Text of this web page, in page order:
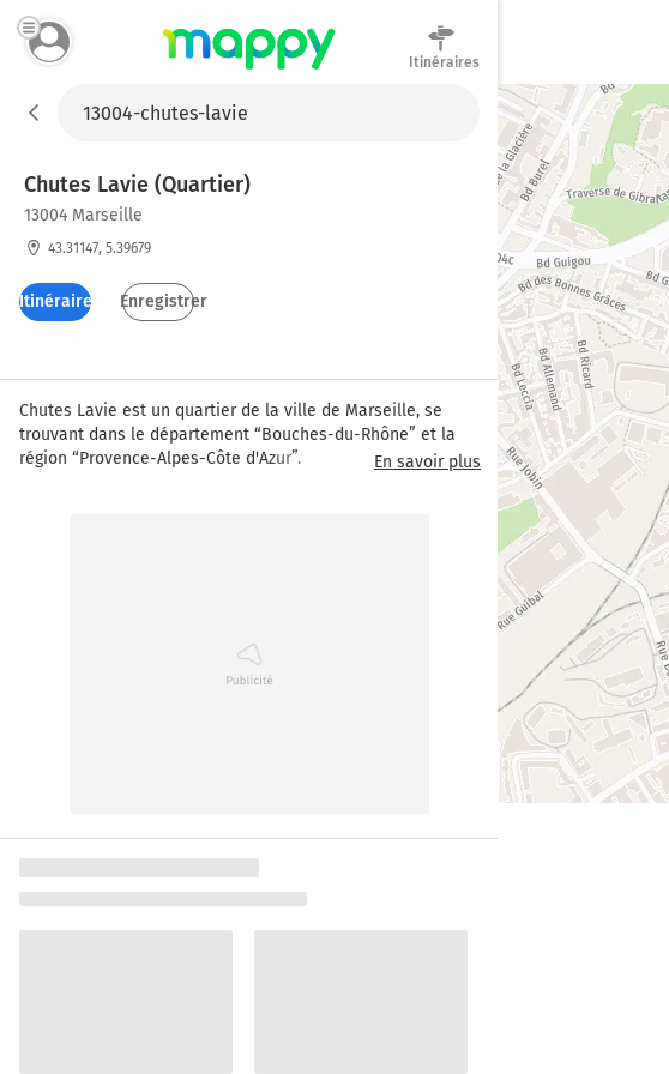
Itinéraires
Chutes Lavie (Quartier)
13004 Marseille
43.31147, 5.39679
Itinéraires Enregistrer
Chutes Lavie est un quartier de la ville de Marseille, se
trouvant dans le département “Bouches-du-Rhône” et la
région “Provence-Alpes-Côte d'Azur”.
En savoir plus